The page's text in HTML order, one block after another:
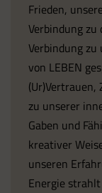
Frieden,
Verbindung
Verbindung zu
von LEBEN
zu unserer
Gaben und
kreativer
unseren
Energie